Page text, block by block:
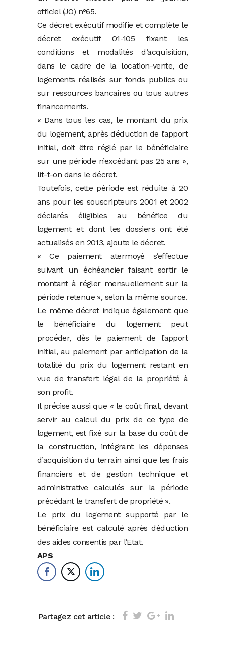
officiel (JO) n°65.
Ce décret exécutif modifie et complète le
décret exécutif 01-105 fixant les
conditions et modalités d’acquisition,
dans le cadre de la location-vente, de
logements réalisés sur fonds publics ou
sur ressources bancaires ou tous autres
financements.
« Dans tous les cas, le montant du prix
du logement, après déduction de l’apport
initial, doit être réglé par le bénéficiaire
sur une période n’excédant pas 25 ans »,
lit-t-on dans le décret.
Toutefois, cette période est réduite à 20
ans pour les souscripteurs 2001 et 2002
déclarés éligibles au bénéfice du
logement et dont les dossiers ont été
actualisés en 2013, ajoute le décret.
« Ce paiement atermoyé s’effectue
suivant un échéancier faisant sortir le
montant à régler mensuellement sur la
période retenue », selon la même source.
Le même décret indique également que
le bénéficiaire du logement peut
procéder, dès le paiement de l’apport
initial, au paiement par anticipation de la
totalité du prix du logement restant en
vue de transfert légal de la propriété à
son profit.
Il précise aussi que « le coût final, devant
servir au calcul du prix de ce type de
logement, est fixé sur la base du coût de
la construction, intégrant les dépenses
d’acquisition du terrain ainsi que les frais
financiers et de gestion technique et
administrative calculés sur la période
précédant le transfert de propriété ».
Le prix du logement supporté par le
bénéficiaire est calculé après déduction
des aides consentis par l’Etat.
APS
Partagez cet article :